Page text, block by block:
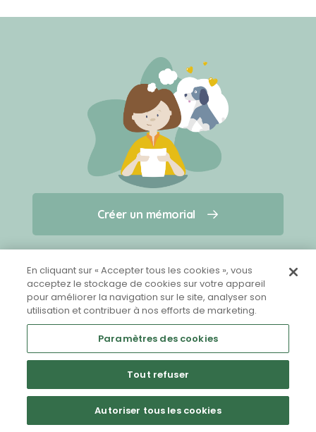
Créer un mémorial
Qui sommes-nous ?
Nous contacter
Partager sur Facebook
Créer un mémorial
En cliquant sur « Accepter tous les cookies », vous
acceptez le stockage de cookies sur votre appareil
pour améliorer la navigation sur le site, analyser son
utilisation et contribuer à nos efforts de marketing.
Paramètres des cookies
Tout refuser
Autoriser tous les cookies